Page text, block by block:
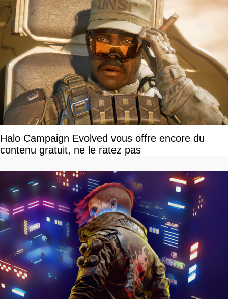
Halo Campaign Evolved vous offre encore du
contenu gratuit, ne le ratez pas